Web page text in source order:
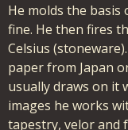
He molds the
fine. He then fires
Celsius
paper from Japan
usually draws on it
images he works
tapestry, velor and